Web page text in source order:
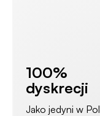
100%
dyskrecji
Jako jedyni w